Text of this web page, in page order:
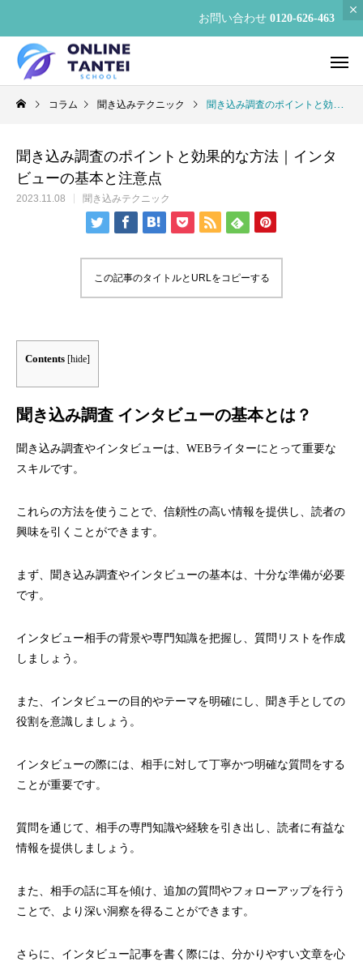
お問い合わせ 0120-626-463
コラム 聞き込みテクニック 聞き込み調査のポイントと効果的な方法｜インタビューの基本と注意点
聞き込み調査のポイントと効果的な方法｜インタ
ビューの基本と注意点
2023.11.08 聞き込みテクニック
この記事のタイトルとURLをコピーする
Contents [hide]
聞き込み調査 インタビューの基本とは？
聞き込み調査やインタビューは、WEBライターにとって重要な
スキルです。
これらの方法を使うことで、信頼性の高い情報を提供し、読者の
興味を引くことができます。
まず、聞き込み調査やインタビューの基本は、十分な準備が必要
です。
インタビュー相手の背景や専門知識を把握し、質問リストを作成
しましょう。
また、インタビューの目的やテーマを明確にし、聞き手としての
役割を意識しましょう。
インタビューの際には、相手に対して丁寧かつ明確な質問をする
ことが重要です。
質問を通じて、相手の専門知識や経験を引き出し、読者に有益な
情報を提供しましょう。
また、相手の話に耳を傾け、追加の質問やフォローアップを行う
ことで、より深い洞察を得ることができます。
さらに、インタビュー記事を書く際には、分かりやすい文章を心